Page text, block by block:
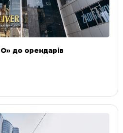
до орендарів